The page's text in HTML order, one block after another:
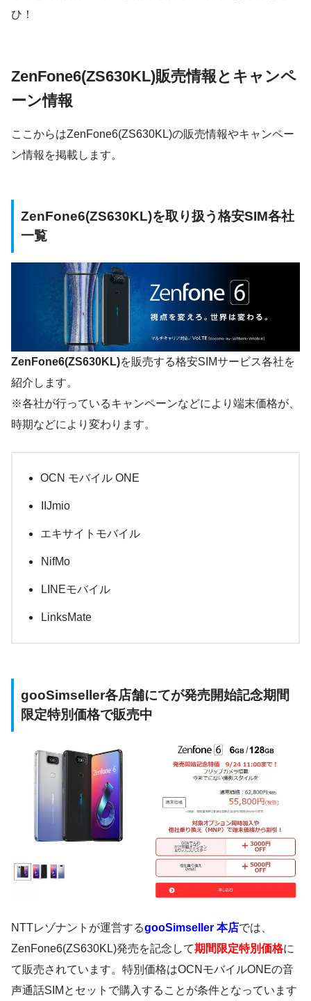
ひ！
ZenFone6(ZS630KL)販売情報とキャンペ
ーン情報
ここからはZenFone6(ZS630KL)の販売情報やキャンペー
ン情報を掲載します。
ZenFone6(ZS630KL)を取り扱う格安SIM各社
一覧
ZenFone6(ZS630KL)を販売する格安SIMサービス各社を
紹介します。
※各社が行っているキャンペーンなどにより端末価格が、
時期などにより変わります。
OCN モバイル ONE
IIJmio
エキサイトモバイル
NifMo
LINEモバイル
LinksMate
gooSimseller各店舗にてが発売開始記念期間
限定特別価格で販売中
NTTレゾナントが運営するgooSimseller 本店では、
ZenFone6(ZS630KL)発売を記念して期間限定特別価格に
て販売されています。特別価格はOCNモバイルONEの音
声通話SIMとセットで購入することが条件となっています